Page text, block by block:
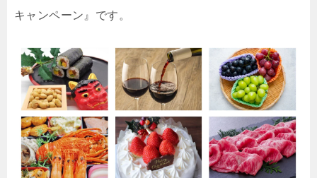
キャンペーン』です。